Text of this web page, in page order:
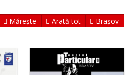
Mărește Arată tot Brașov